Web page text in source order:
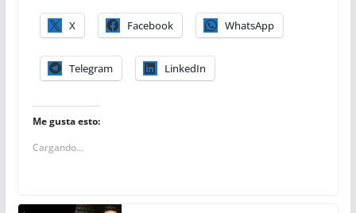
X Facebook WhatsApp
Telegram LinkedIn
Me gusta esto:
Cargando...